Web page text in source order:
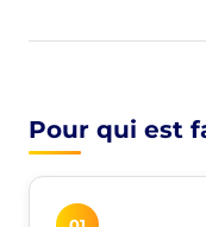
Pour qui est